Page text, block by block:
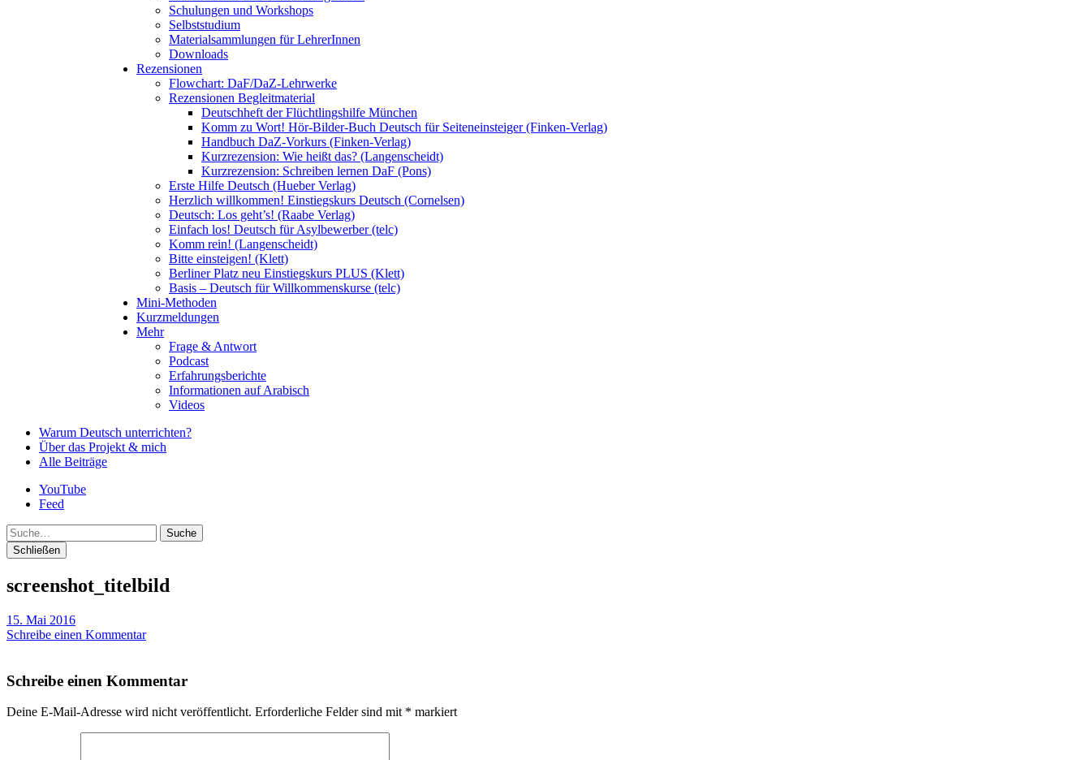
Schulungen und Workshops
Selbststudium
Materialsammlungen für LehrerInnen
Downloads
Rezensionen
Flowchart: DaF/DaZ-Lehrwerke
Rezensionen Begleitmaterial
Deutschheft der Flüchtlingshilfe München
Komm zu Wort! Hör-Bilder-Buch Deutsch für Seiteneinsteiger (Finken-Verlag)
Handbuch DaZ-Vorkurs (Finken-Verlag)
Kurzrezension: Wie heißt das? (Langenscheidt)
Kurzrezension: Schreiben lernen DaF (Pons)
Erste Hilfe Deutsch (Hueber Verlag)
Herzlich willkommen! Einstiegskurs Deutsch (Cornelsen)
Deutsch: Los geht’s! (Raabe Verlag)
Einfach los! Deutsch für Asylbewerber (telc)
Komm rein! (Langenscheidt)
Bitte einsteigen! (Klett)
Berliner Platz neu Einstiegskurs PLUS (Klett)
Basis – Deutsch für Willkommenskurse (telc)
Mini-Methoden
Kurzmeldungen
Mehr
Frage & Antwort
Podcast
Erfahrungsberichte
Informationen auf Arabisch
Videos
Warum Deutsch unterrichten?
Über das Projekt & mich
Alle Beiträge
YouTube
Feed
Suche
Schließen
screenshot_titelbild
15. Mai 2016
Schreibe einen Kommentar
Schreibe einen Kommentar
Deine E-Mail-Adresse wird nicht veröffentlicht. Erforderliche Felder sind mit * markiert